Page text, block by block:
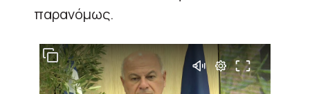
παρανόμως.